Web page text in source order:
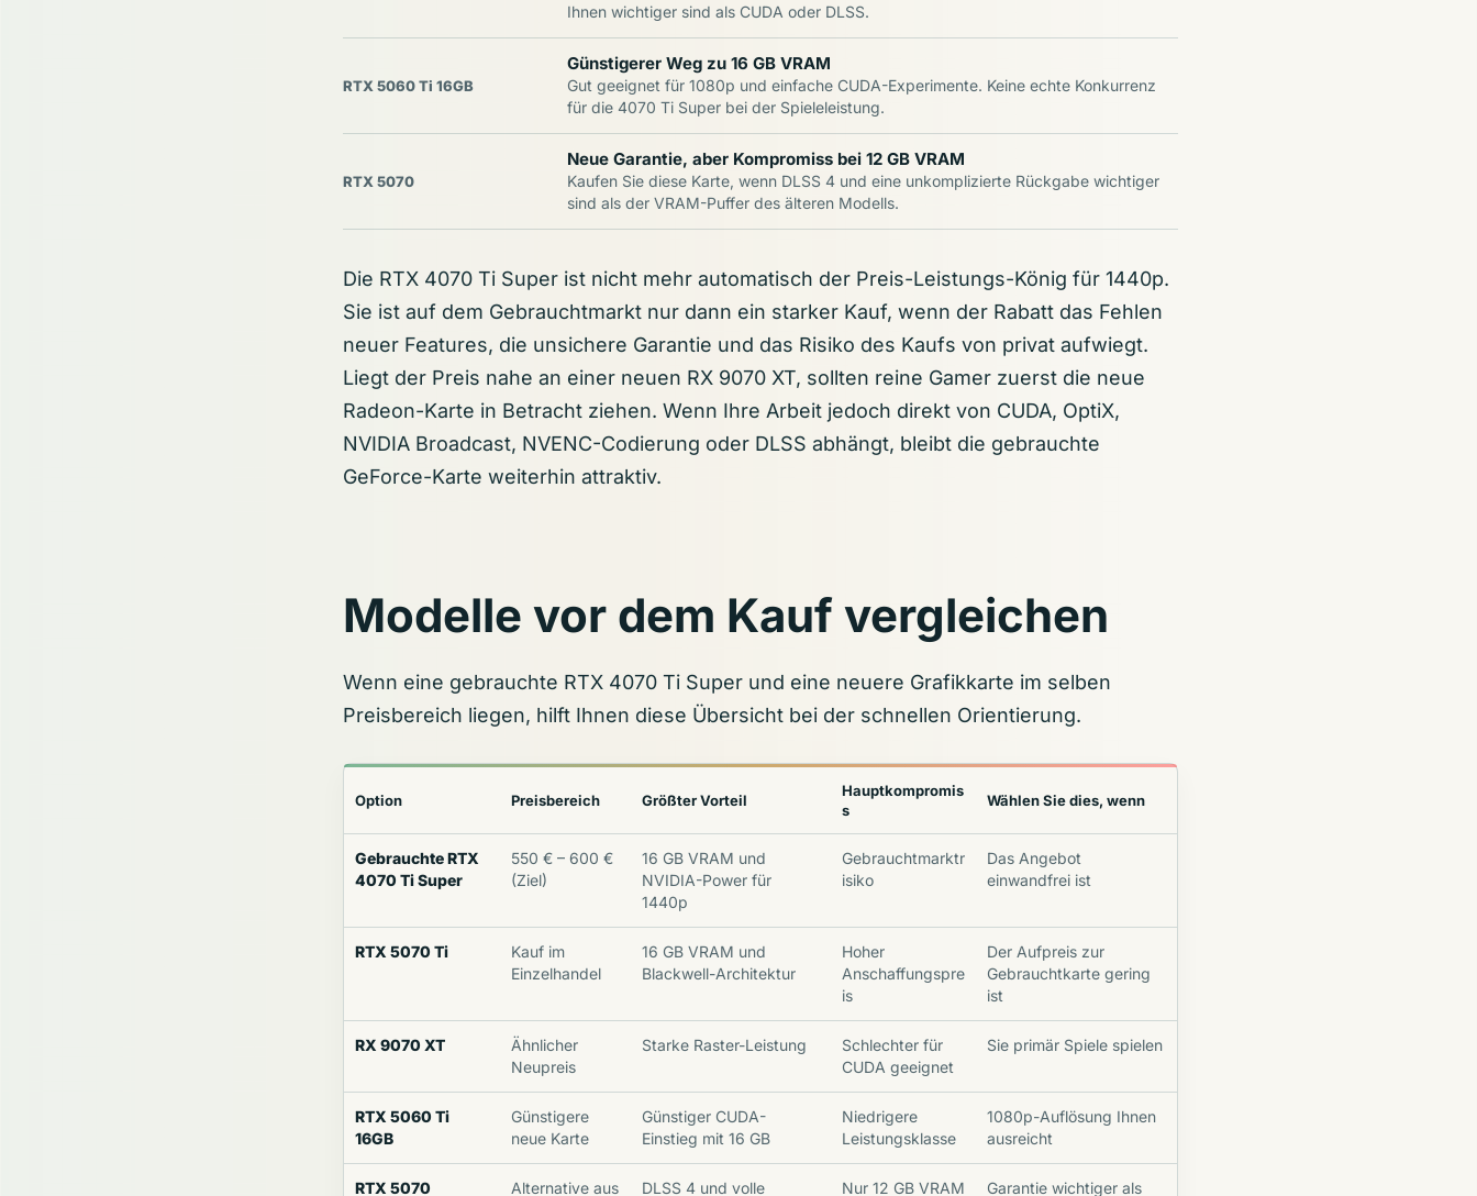
Ihnen wichtiger sind als CUDA oder DLSS.
RTX 5060 Ti 16GB
Günstigerer Weg zu 16 GB VRAM
Gut geeignet für 1080p und einfache CUDA-Experimente. Keine echte Konkurrenz
für die 4070 Ti Super bei der Spieleleistung.
RTX 5070
Neue Garantie, aber Kompromiss bei 12 GB VRAM
Kaufen Sie diese Karte, wenn DLSS 4 und eine unkomplizierte Rückgabe wichtiger
sind als der VRAM-Puffer des älteren Modells.
Die RTX 4070 Ti Super ist nicht mehr automatisch der Preis-Leistungs-König für 1440p.
Sie ist auf dem Gebrauchtmarkt nur dann ein starker Kauf, wenn der Rabatt das Fehlen
neuer Features, die unsichere Garantie und das Risiko des Kaufs von privat aufwiegt.
Liegt der Preis nahe an einer neuen RX 9070 XT, sollten reine Gamer zuerst die neue
Radeon-Karte in Betracht ziehen. Wenn Ihre Arbeit jedoch direkt von CUDA, OptiX,
NVIDIA Broadcast, NVENC-Codierung oder DLSS abhängt, bleibt die gebrauchte
GeForce-Karte weiterhin attraktiv.
Modelle vor dem Kauf vergleichen
Wenn eine gebrauchte RTX 4070 Ti Super und eine neuere Grafikkarte im selben
Preisbereich liegen, hilft Ihnen diese Übersicht bei der schnellen Orientierung.
Option Preisbereich Größter Vorteil
Hauptkompromis
s
Wählen Sie dies, wenn
Gebrauchte RTX
4070 Ti Super
550 € – 600 €
(Ziel)
16 GB VRAM und
NVIDIA-Power für
1440p
Gebrauchtmarktr
isiko
Das Angebot
einwandfrei ist
RTX 5070 Ti
Kauf im
Einzelhandel
16 GB VRAM und
Blackwell-Architektur
Hoher
Anschaffungspre
is
Der Aufpreis zur
Gebrauchtkarte gering
ist
RX 9070 XT
Ähnlicher
Neupreis
Starke Raster-Leistung
Schlechter für
CUDA geeignet
Sie primär Spiele spielen
RTX 5060 Ti
16GB
Günstigere
neue Karte
Günstiger CUDA-
Einstieg mit 16 GB
Niedrigere
Leistungsklasse
1080p-Auflösung Ihnen
ausreicht
RTX 5070 Alternative aus DLSS 4 und volle Nur 12 GB VRAM Garantie wichtiger als